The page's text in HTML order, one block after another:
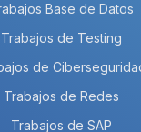
Base de Datos
Trabajos de Testing
de
Trabajos de Redes
Trabajos de SAP